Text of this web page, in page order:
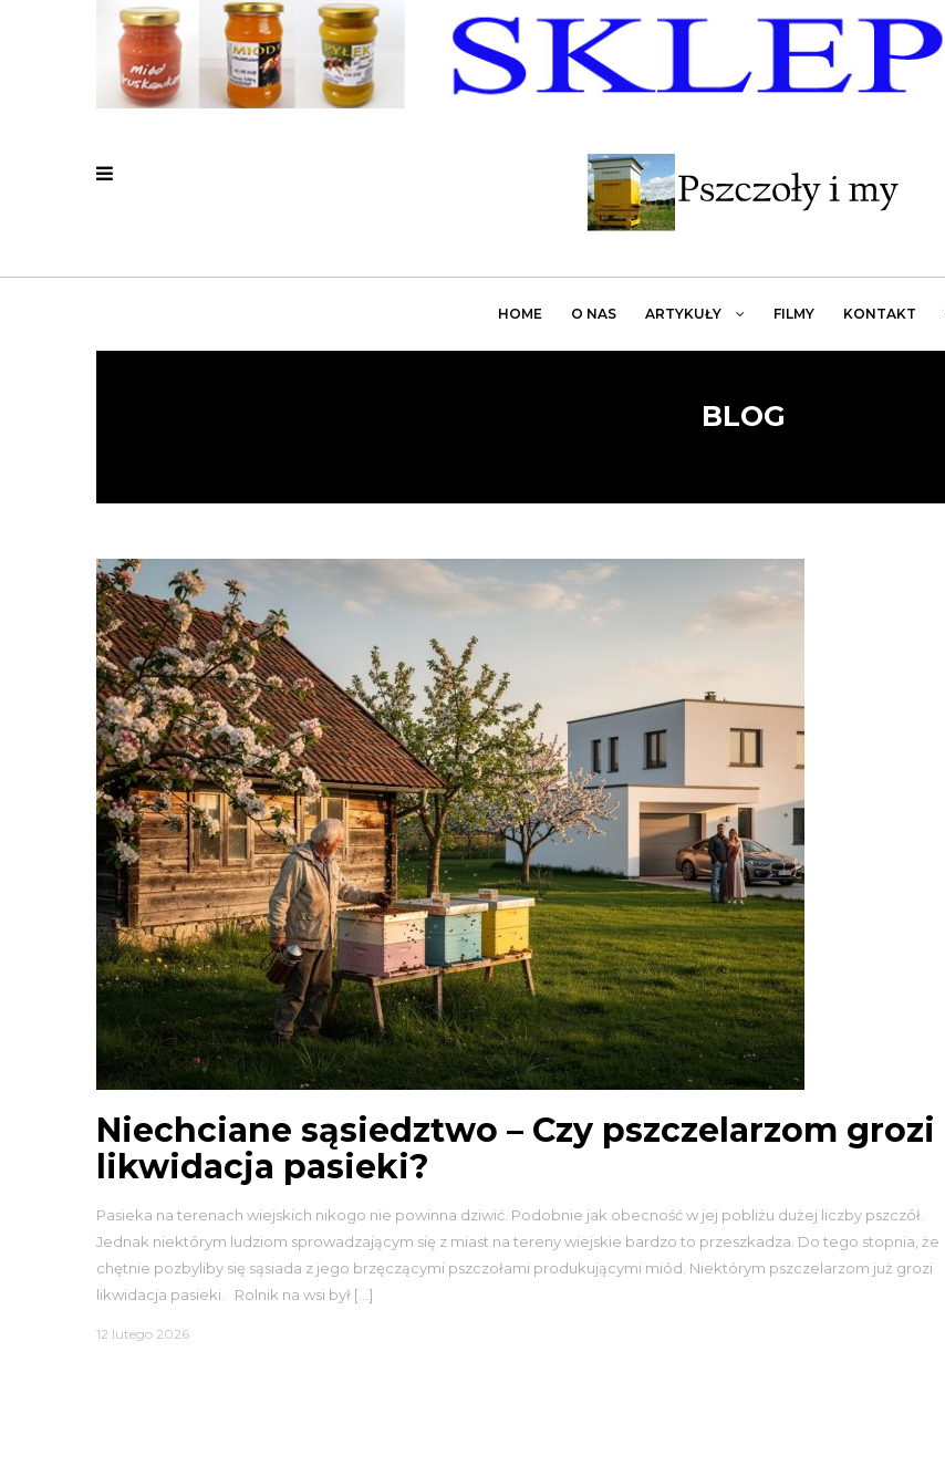
HOME O NAS ARTYKUŁY FILMY KONTAKT
BLOG
Niechciane sąsiedztwo – Czy pszczelarzom grozi
likwidacja pasieki?
Pasieka na terenach wiejskich nikogo nie powinna dziwić. Podobnie jak obecność w jej pobliżu dużej liczby pszczół.
Jednak niektórym ludziom sprowadzającym się z miast na tereny wiejskie bardzo to przeszkadza. Do tego stopnia, że
chętnie pozbyliby się sąsiada z jego brzęczącymi pszczołami produkującymi miód. Niektórym pszczelarzom już grozi
likwidacja pasieki. Rolnik na wsi był […]
12 lutego 2026